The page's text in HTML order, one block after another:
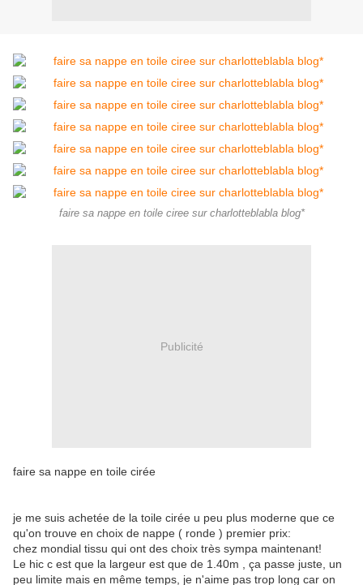
faire sa nappe en toile ciree sur charlotteblabla blog*
Publicité
faire sa nappe en toile cirée
je me suis achetée de la toile cirée u peu plus moderne que ce
qu'on trouve en choix de nappe ( ronde ) premier prix:
chez mondial tissu qui ont des choix très sympa maintenant!
Le hic c est que la largeur est que de 1.40m , ça passe juste, un
peu limite mais en même temps, je n'aime pas trop long car on